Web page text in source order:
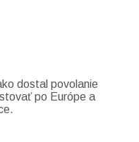
dostal povolanie
po Európe a